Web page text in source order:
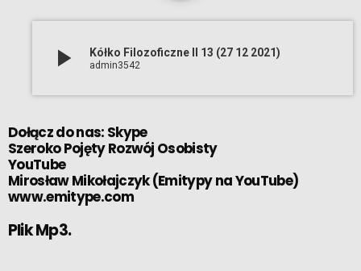
play_arrow Kółko Filozoficzne II 13 (27 12 2021)
admin3542
Dołącz do nas: Skype
Szeroko Pojęty Rozwój Osobisty
YouTube
Mirosław Mikołajczyk(Emitypy na YouTube)
www.emitype.com
Plik Mp3.